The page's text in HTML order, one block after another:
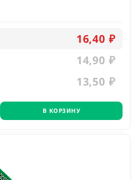
16,40 ₽
14,90 ₽
13,50 ₽
В КОРЗИНУ